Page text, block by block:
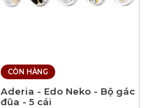
CÒN HÀNG
Aderia - Edo Neko - Bộ gác
đũa - 5 cái